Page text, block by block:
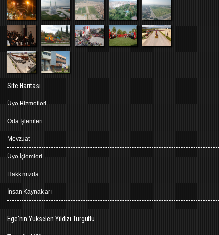
Site Haritası
Üye Hizmetleri
Oda İşlemleri
Mevzuat
Üye İşlemleri
Hakkımızda
İnsan Kaynakları
Ege'nin Yükselen Yıldızı Turgutlu